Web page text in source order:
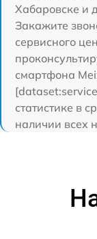
Хабаровске и
Закажите
сервисного
смартфона
статистике в
наличии всех